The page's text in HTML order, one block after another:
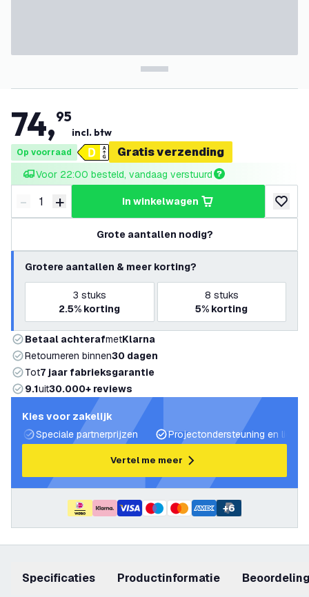
74,95
incl. btw
Op voorraad Gratis verzending
Voor 22:00 besteld, vandaag verstuurd
Verminder hoeveelheid
- Verhoog hoeveelheid
+ in winkelwagen
Grote aantallen nodig?
Grotere aantallen & meer korting?
3 stuks
2.5% korting
8 stuks
5% korting
Betaal achterafmetKlarna
Retourneren binnen30 dagen
Tot7 jaar fabrieksgarantie
9.1uit30.000+ reviews
Kies voor zakelijk
Speciale partnerprijzen
Projectondersteuning en
Vertel me meer
+6
Specificaties productinformatie